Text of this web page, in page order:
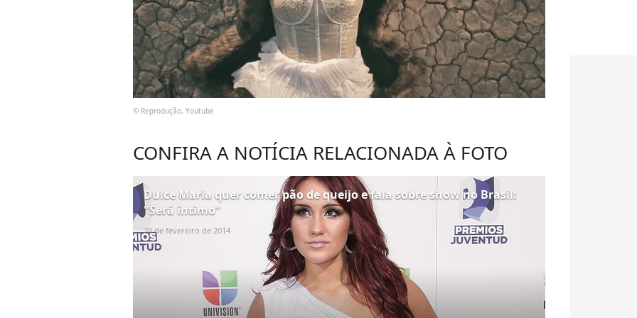
© Reprodução, Youtube
CONFIRA A NOTÍCIA RELACIONADA À FOTO
Dulce Maria quer comer pão de queijo e fala sobre show no Brasil:
"Será íntimo"
20 de fevereiro de 2014